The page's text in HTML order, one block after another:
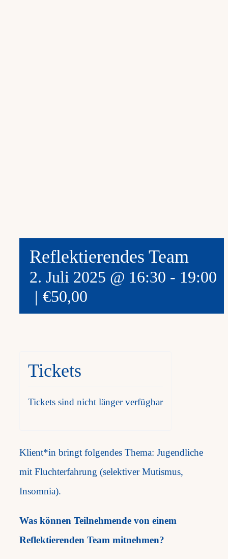
Reflektierendes Team
2. Juli 2025 @ 16:30 - 19:00
| €50,00
Tickets
Tickets sind nicht länger verfügbar
Klient*in bringt folgendes Thema: Jugendliche
mit Fluchterfahrung (selektiver Mutismus,
Insomnia).
Was können Teilnehmende von einem
Reflektierenden Team mitnehmen?